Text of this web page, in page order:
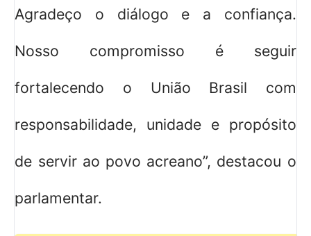
Agradeço o diálogo e a confiança.
Nosso compromisso é seguir
fortalecendo o União Brasil com
responsabilidade, unidade e propósito
de servir ao povo acreano”, destacou o
parlamentar.